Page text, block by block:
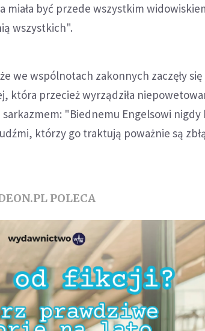
być przede wszystkim
wszystkich".
we wspólnotach zakonnych zaczęły
która przecież wyrządziła
"Biednemu Engelsowi nigdy
którzy go traktują poważnie są
POLECA